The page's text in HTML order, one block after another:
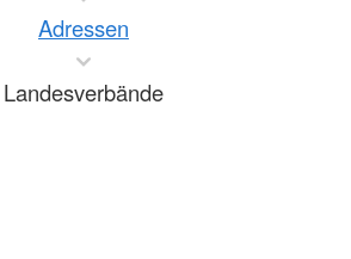
Adressen
Landesverbände